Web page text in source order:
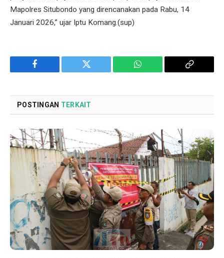
Mapolres Situbondo yang direncanakan pada Rabu, 14
Januari 2026,” ujar Iptu Komang.(sup)
Facebook Twitter WhatsApp
Copy
POSTINGAN TERKAIT